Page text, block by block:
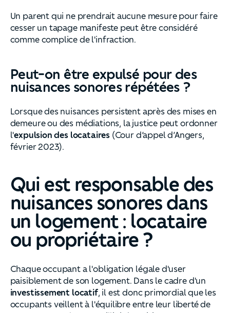
Un parent qui ne prendrait aucune mesure pour faire
cesser un tapage manifeste peut être considéré
comme complice de l'infraction.
Peut-on être expulsé pour des
nuisances sonores répétées ?
Lorsque des nuisances persistent après des mises en
demeure ou des médiations, la justice peut ordonner
l'expulsion des locataires(Cour d’appel d’Angers,
février 2023).
Qui est responsable des
nuisances sonores dans
un logement : locataire
ou propriétaire ?
Chaque occupant a l'obligation légale d'user
paisiblement de son logement. Dans le cadre d'un
investissement locatif, il est donc primordial que les
occupants veillent à l'équilibre entre leur liberté de